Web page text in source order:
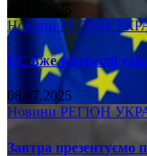
08.17.2025
НовиниРЕГІОН
ЄС вже у вересні
08.17.2025
Новини РЕГІОН
Завтра презентуємо